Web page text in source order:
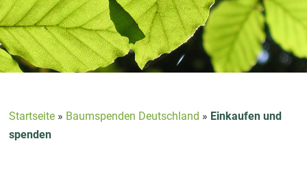
Startseite » Baumspenden Deutschland » Einkaufen und
spenden